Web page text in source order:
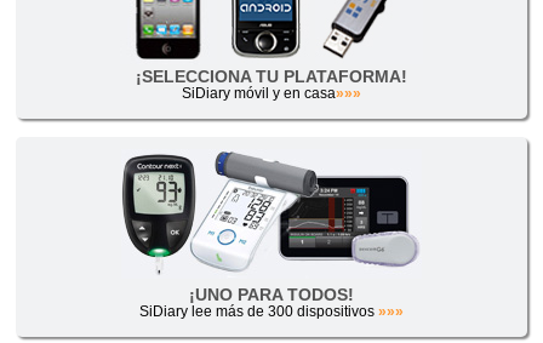
¡SELECCIONA TU PLATAFORMA!
SiDiary móvil y en casa»»»
¡UNO PARA TODOS!
SiDiary lee más de 300 dispositivos »»»